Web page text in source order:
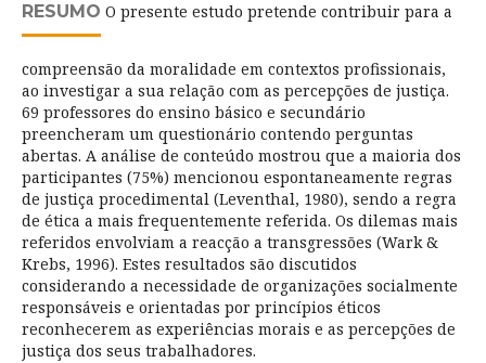
RESUMO O presente estudo pretende contribuir para a
compreensão da moralidade em contextos profissionais,
ao investigar a sua relação com as percepções de justiça.
69 professores do ensino básico e secundário
preencheram um questionário contendo perguntas
abertas. A análise de conteúdo mostrou que a maioria dos
participantes (75%) mencionou espontaneamente regras
de justiça procedimental (Leventhal, 1980), sendo a regra
de ética a mais frequentemente referida. Os dilemas mais
referidos envolviam a reacção a transgressões (Wark &
Krebs, 1996). Estes resultados são discutidos
considerando a necessidade de organizações socialmente
responsáveis e orientadas por princípios éticos
reconhecerem as experiências morais e as percepções de
justiça dos seus trabalhadores.